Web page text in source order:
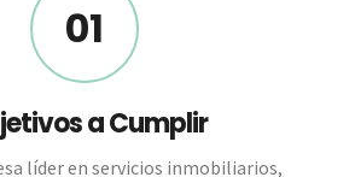
01
a Cumplir
líder en servicios inmobiliarios,